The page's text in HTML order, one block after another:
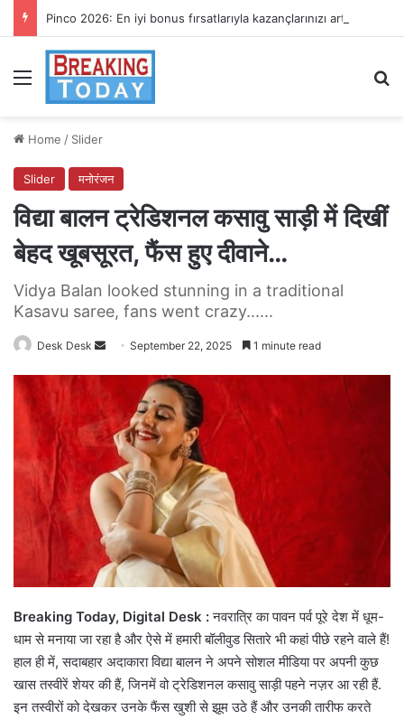
Pinco 2026: En iyi bonus fırsatlarıyla kazançlarınızı artırın
Menu
Home / Slider
Slider मनोरंजन
विद्या बालन ट्रेडिशनल कसावु साड़ी में दिखीं
बेहद खूबसूरत, फैंस हुए दीवाने…
Vidya Balan looked stunning in a traditional
Kasavu saree, fans went crazy......
Desk Desk
SendSeptember 22, 2025 1 minute read
Breaking Today, Digital Desk :नवरात्रि का पावन पर्व पूरे देश में धूम-
धाम से मनाया जा रहा है और ऐसे में हमारी बॉलीवुड सितारे भी कहां पीछे रहने वाले हैं!
हाल ही में, सदाबहार अदाकारा विद्या बालन ने अपने सोशल मीडिया पर अपनी कुछ
खास तस्वीरें शेयर की हैं, जिनमें वो ट्रेडिशनल कसावु साड़ी पहने नज़र आ रही हैं.
इन तस्वीरों को देखकर उनके फैंस खुशी से झूम उठे हैं और उनकी तारीफ करते